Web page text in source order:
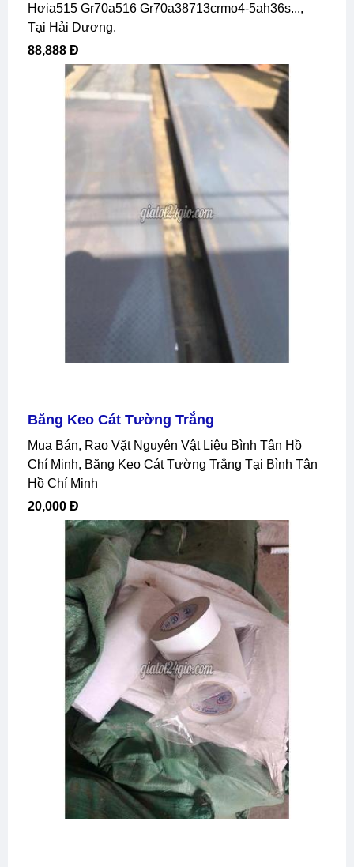
Hơia515 Gr70a516 Gr70a38713crmo4-5ah36s...,
Tại Hải Dương.
88,888 Đ
Băng Keo Cát Tường Trắng
Mua Bán, Rao Vặt Nguyên Vật Liệu Bình Tân Hồ
Chí Minh, Băng Keo Cát Tường Trắng Tại Bình Tân
Hồ Chí Minh
20,000 Đ